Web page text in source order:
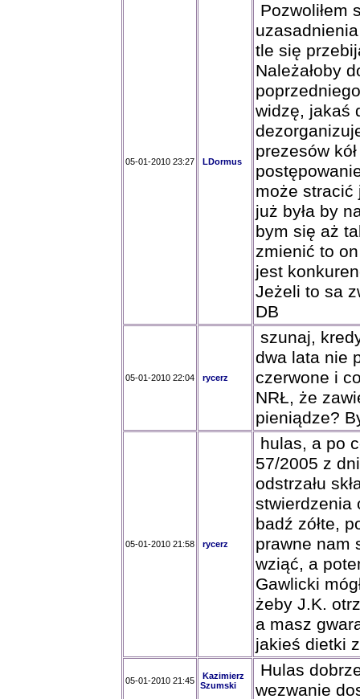
05-01-2010 23:27 LDormus
Pozwoliłem
tle się
Należałoby
widzę, jakaś
prezesów
może stracić
już była by
bym się aż
zmienić to
jest
Jeżeli to sa
DB
05-01-2010 22:04 rycerz
szunaj,
dwa lata nie
czerwone i
NRŁ, że
pieniądze?
05-01-2010 21:58 rycerz
hulas, a po
57/2005 z
odstrzału
stwierdzenia
badź zółte,
prawne nam
wziąć, a
Gawlicki
żeby J.K.
a masz
jakieś dietki
05-01-2010 21:45
Kazimierz
Szumski
Hulas
wezwanie